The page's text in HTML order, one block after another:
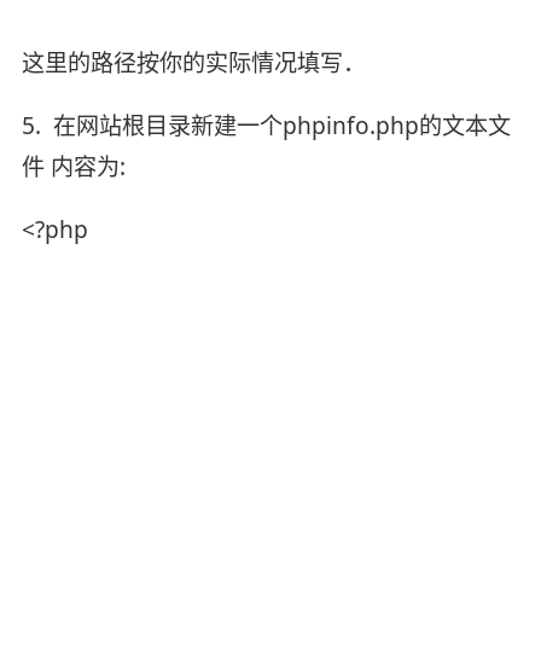
这里的路径按你的实际情况填写．
5. 在网站根目录新建一个phpinfo.php的文本文
件 内容为:
<?php